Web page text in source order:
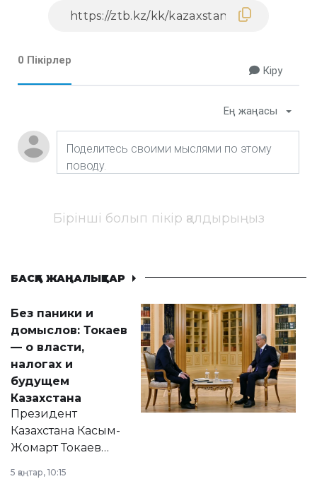
0 Пікірлер
Кіру
Ең жаңасы
Бірінші болып пікір қалдырыңыз
БАСҚА ЖАҢАЛЫҚТАР
Без паники и
домыслов: Токаев
— о власти,
налогах и
будущем
Казахстана
Президент
Казахстана Касым-
Жомарт Токаев
сразу несколько
5 қаңтар, 10:15